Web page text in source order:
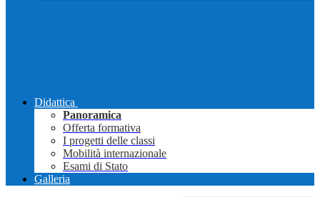
Didattica
Panoramica
Offerta formativa
I progetti delle classi
Mobilità internazionale
Esami di Stato
Galleria